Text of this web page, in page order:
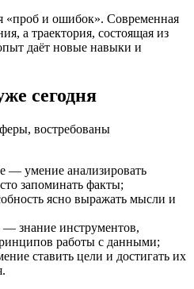
«проб и ошибок». Современная
а траектория, состоящая из
даёт новые навыки и
сегодня
востребованы
— умение анализировать
запоминать факты;
ясно выражать мысли и
— знание инструментов,
работы с данными;
ставить цели и достигать их